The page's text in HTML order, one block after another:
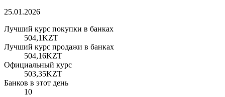
25.01.2026
Лучший курс покупки в банках
504,1KZT
Лучший курс продажи в банках
504,16KZT
Официальный курс
503,35KZT
Банков в этот день
10